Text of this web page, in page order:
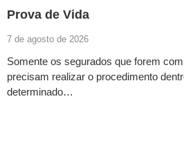
Prova de Vida
7 de agosto de 2026
Somente os segurados que forem
precisam realizar o procedimento
determinado…